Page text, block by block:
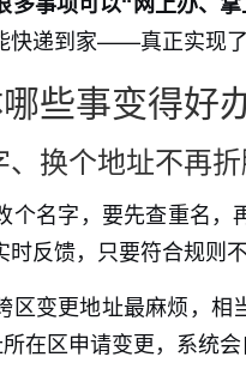
快递到家——真正实现了
些事变得好
换个地址不再
个名字，要先查重名
反馈，只要符合规则
区变更地址最麻烦，
在区申请变更，系统